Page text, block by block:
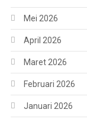
Mei 2026
April 2026
Maret 2026
Februari 2026
Januari 2026